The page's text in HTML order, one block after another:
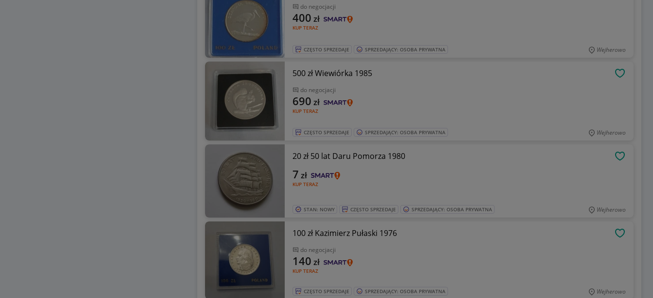
do negocjacji
KUP TERAZ
400 zł
CZĘSTO SPRZEDAJE SPRZEDAJĄCY: OSOBA PRYWATNA Wejherowo
500 zł Wiewiórka 1985
do negocjacji
KUP TERAZ
690 zł
CZĘSTO SPRZEDAJE SPRZEDAJĄCY: OSOBA PRYWATNA Wejherowo
20 zł 50 lat Daru Pomorza 1980
KUP TERAZ
7 zł
STAN: NOWY CZĘSTO SPRZEDAJE SPRZEDAJĄCY: OSOBA PRYWATNA Wejherowo
100 zł Kazimierz Pułaski 1976
do negocjacji
KUP TERAZ
140 zł
CZĘSTO SPRZEDAJE SPRZEDAJĄCY: OSOBA PRYWATNA Wejherowo